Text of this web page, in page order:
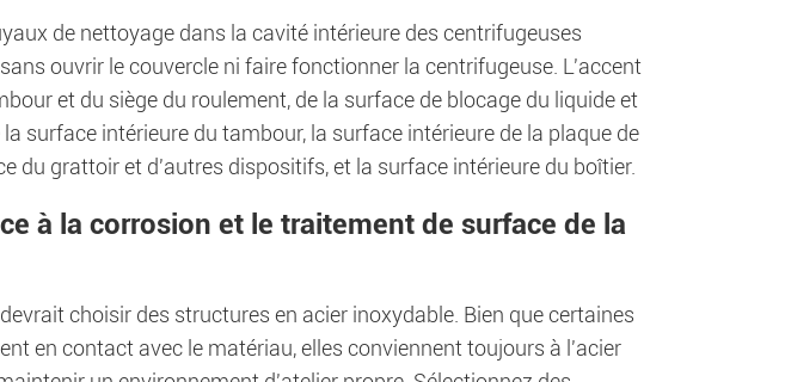
de nettoyage dans la cavité intérieure des centrifugeuses
ouvrir le couvercle ni faire fonctionner la centrifugeuse. L'accent
et du siège du roulement, de la surface de blocage du liquide et
surface intérieure du tambour, la surface intérieure de la plaque de
du grattoir et d'autres dispositifs, et la surface intérieure du boîtier.
à la corrosion et le traitement de surface de la
choisir des structures en acier inoxydable. Bien que certaines
en contact avec le matériau, elles conviennent toujours à l'acier